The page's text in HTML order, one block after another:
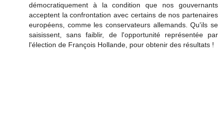
démocratiquement à la condition que nos gouvernants
acceptent la confrontation avec certains de nos partenaires
européens, comme les conservateurs allemands. Qu'ils se
saisissent, sans faiblir, de l'opportunité représentée par
l'élection de François Hollande, pour obtenir des résultats !